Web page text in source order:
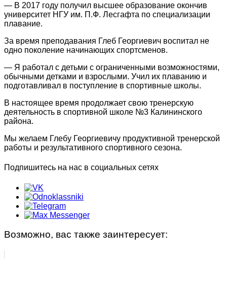
— В 2017 году получил высшее образование окончив
университет НГУ им. П.Ф. Лесгафта по специализации
плавание.
За время преподавания Глеб Георгиевич воспитал не
одно поколение начинающих спортсменов.
— Я работал с детьми с ограниченными возможностями,
обычными детками и взрослыми. Учил их плаванию и
подготавливал в поступление в спортивные школы.
В настоящее время продолжает свою тренерскую
деятельность в спортивной школе №3 Калининского
района.
Мы желаем Глебу Георгиевичу продуктивной тренерской
работы и результативного спортивного сезона.
Подпишитесь на нас в социальных сетях
Возможно, вас также заинтересует: